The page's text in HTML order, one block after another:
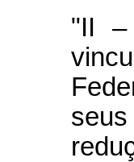
"II –